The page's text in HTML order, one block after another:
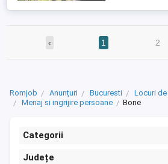
‹ 1 2
Romjob Anunțuri Bucuresti
Locuri
Menaj si ingrijire persoane
Bone
Categorii
Județe